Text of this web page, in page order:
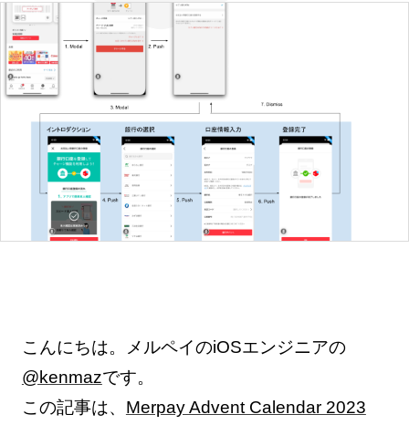
こんにちは。メルペイのiOSエンジニアの
@kenmazです。
この記事は、 Merpay Advent Calendar 2023